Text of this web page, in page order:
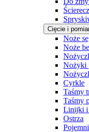
Cięcie i
Noże
Noże
Nożyki
Cyrkle
Taśmy
Taśmy
Linijki i
Ostrza